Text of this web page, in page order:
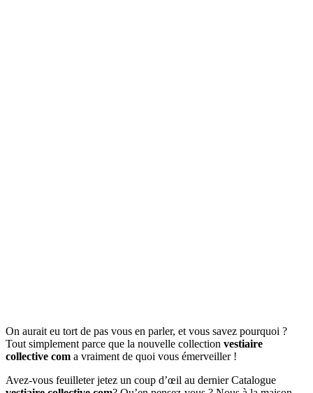
On aurait eu tort de pas vous en parler, et vous savez pourquoi ?
Tout simplement parce que la nouvelle collection vestiaire
collective com a vraiment de quoi vous émerveiller !
Avez-vous feuilleter jetez un coup d’œil au dernier Catalogue